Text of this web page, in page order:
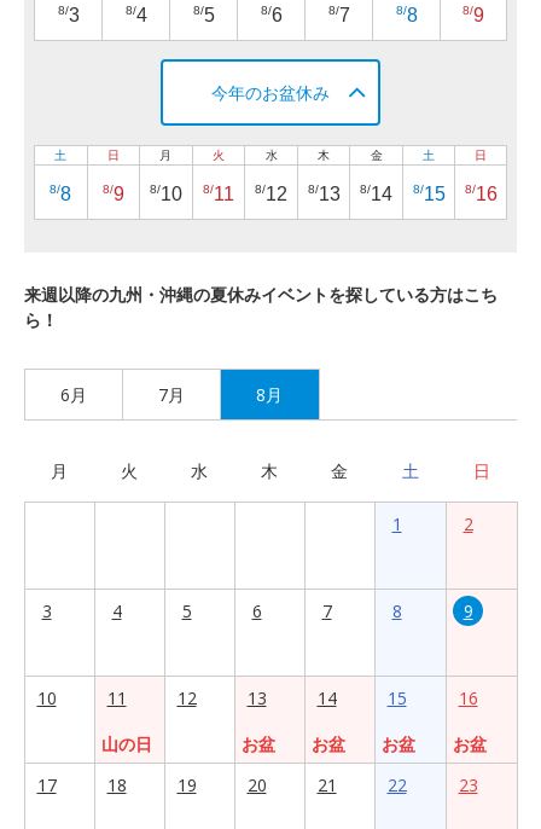
8/3 8/4 8/5 8/6 8/7 8/8 8/9
今年のお盆休み
土
8/8
日
8/9
月
8/10
火
8/11
水
8/12
木
8/13
金
8/14
土
8/15
日
8/16
来週以降の九州・沖縄の夏休みイベントを探している方はこち
ら！
6月 7月 8月
月 火 水 木 金 土 日
1 2
3 4 5 6 7 8 9
10
11
山の日
12
13
お盆
14
お盆
15
お盆
16
お盆
17
18 19 20 21 22 23